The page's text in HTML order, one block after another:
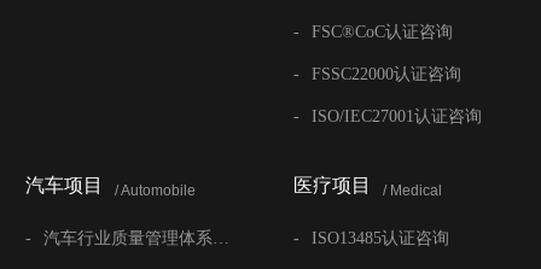
- FSC®CoC认证咨询
- FSSC22000认证咨询
- ISO/IEC27001认证咨询
汽车项目 / Automobile
-
医疗项目 / Medical
- ISO13485认证咨询